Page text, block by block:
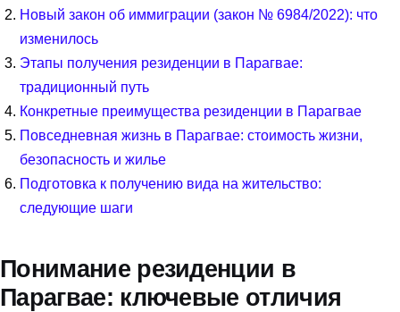
Новый закон об иммиграции (закон № 6984/2022): что
изменилось
Этапы получения резиденции в Парагвае:
традиционный путь
Конкретные преимущества резиденции в Парагвае
Повседневная жизнь в Парагвае: стоимость жизни,
безопасность и жилье
Подготовка к получению вида на жительство:
следующие шаги
Понимание резиденции в
Парагвае: ключевые отличия